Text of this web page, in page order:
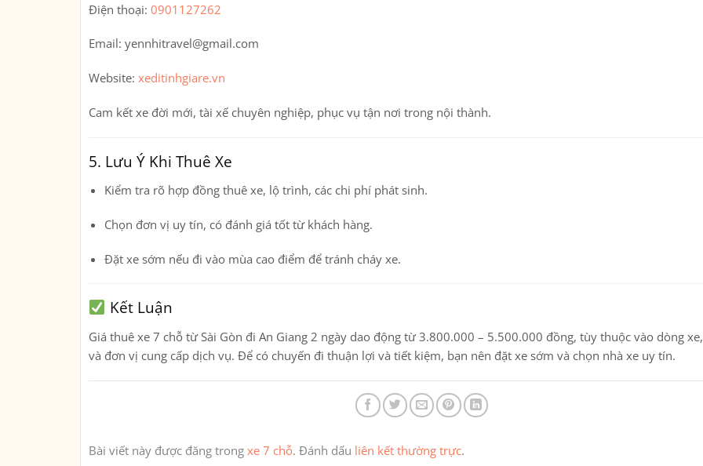
Điện thoại: 0901127262
Email: yennhitravel@gmail.com
Website: xeditinhgiare.vn
Cam kết xe đời mới, tài xế chuyên nghiệp, phục vụ tận nơi trong nội thành.
5. Lưu Ý Khi Thuê Xe
Kiểm tra rõ hợp đồng thuê xe, lộ trình, các chi phí phát sinh.
Chọn đơn vị uy tín, có đánh giá tốt từ khách hàng.
Đặt xe sớm nếu đi vào mùa cao điểm để tránh cháy xe.
Kết Luận
Giá thuê xe 7 chỗ từ Sài Gòn đi An Giang 2 ngày dao động từ3.800.000 – 5.500.000 đồng, tùy thuộc vào dòng
và đơn vị cung cấp dịch vụ. Để có chuyến đi thuận lợi và tiết kiệm, bạn nên đặt xe sớm và chọn nhà xe uy tín.
Bài viết này được đăng trong xe 7 chỗ. Đánh dấu liên kết thường trực.